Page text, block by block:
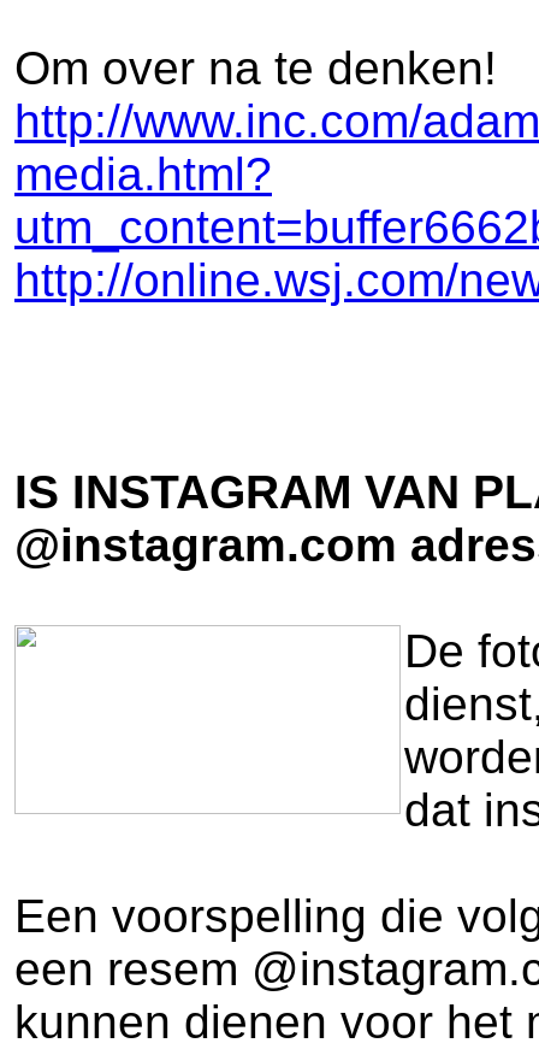
Om over na te denken!
http://www.inc.com/
media.html?
http://online.wsj.com/
IS INSTAGRAM VAN
@instagram.com
De
dat
Een voorspelling die
een resem
kunnen dienen voor het